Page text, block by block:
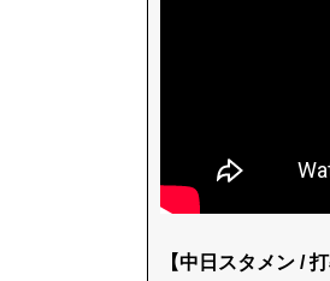
【中日スタメン / 打